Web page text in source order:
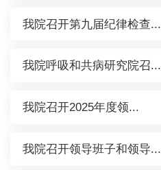
我院召开第九届纪律检查...
我院呼吸和共病研究院召...
我院召开2025年度领...
我院召开领导班子和领导...